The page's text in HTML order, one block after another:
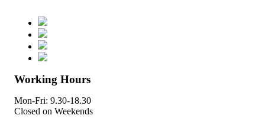
Working Hours
Mon-Fri: 9.30-18.30
Closed on Weekends